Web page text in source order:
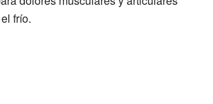
frío.